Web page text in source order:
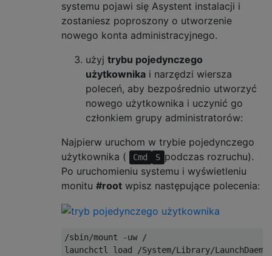
systemu pojawi się Asystent instalacji i
zostaniesz poproszony o utworzenie
nowego konta administracyjnego.
użyj trybu pojedynczego
użytkownika i narzędzi wiersza
poleceń, aby bezpośrednio utworzyć
nowego użytkownika i uczynić go
członkiem grupy administratorów:
Najpierw uruchom w trybie pojedynczego
użytkownika (
Cmd S podczas rozruchu).
Po uruchomieniu systemu i wyświetleniu
monitu #root wpisz następujące polecenia:
/sbin/mount -uw /
launchctl load /System/Library/